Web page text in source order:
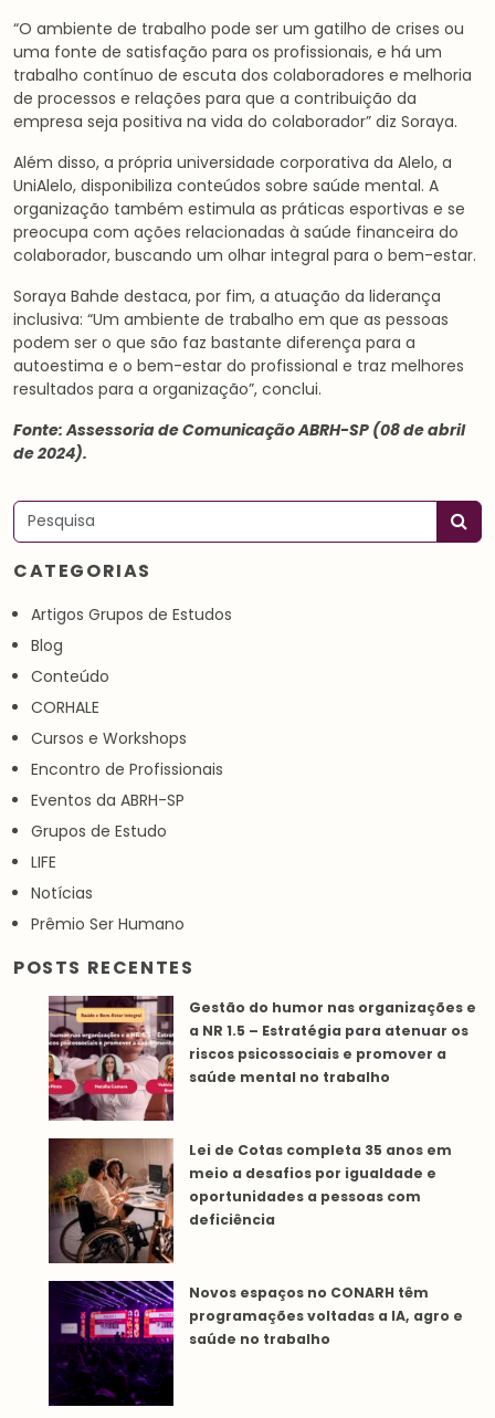
“O ambiente de trabalho pode ser um gatilho de crises ou
uma fonte de satisfação para os profissionais, e há um
trabalho contínuo de escuta dos colaboradores e melhoria
de processos e relações para que a contribuição da
empresa seja positiva na vida do colaborador” diz Soraya.
Além disso, a própria universidade corporativa da Alelo, a
UniAlelo, disponibiliza conteúdos sobre saúde mental. A
organização também estimula as práticas esportivas e se
preocupa com ações relacionadas à saúde financeira do
colaborador, buscando um olhar integral para o bem-estar.
Soraya Bahde destaca, por fim, a atuação da liderança
inclusiva: “Um ambiente de trabalho em que as pessoas
podem ser o que são faz bastante diferença para a
autoestima e o bem-estar do profissional e traz melhores
resultados para a organização”, conclui.
Fonte: Assessoria de Comunicação ABRH-SP (08 de abril
de 2024).
Pesquisar
CATEGORIAS
Artigos Grupos de Estudos
Blog
Conteúdo
CORHALE
Cursos e Workshops
Encontro de Profissionais
Eventos da ABRH-SP
Grupos de Estudo
LIFE
Notícias
Prêmio Ser Humano
POSTS RECENTES
Gestão do humor nas organizações e
a NR 1.5 – Estratégia para atenuar os
riscos psicossociais e promover a
saúde mental no trabalho
Lei de Cotas completa 35 anos em
meio a desafios por igualdade e
oportunidades a pessoas com
deficiência
Novos espaços no CONARH têm
programações voltadas a IA, agro e
saúde no trabalho